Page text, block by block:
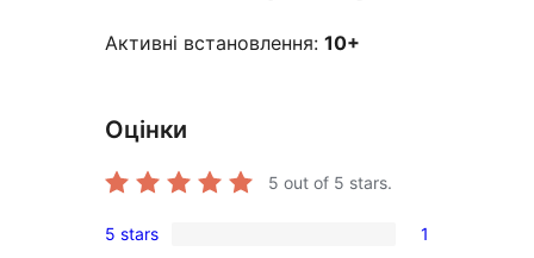
Активні встановлення: 10+
Оцінки
5 out of 5 stars.
1
5 stars 1